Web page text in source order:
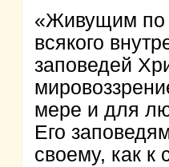
«Живущим по
всякого
заповедей
мере и для
Его
своему, как к